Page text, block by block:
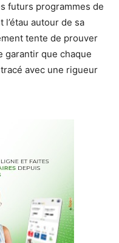
futurs programmes de
autour de sa
tente de prouver
garantir que chaque
avec une rigueur